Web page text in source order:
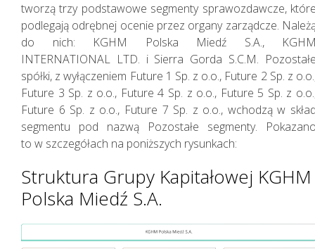
Nasza Strategia
tworzą trzy podstawowe segmenty sprawozdawcze,
podlegają odrębnej ocenie przez organy zarządcze.
do nich: KGHM Polska Miedź S.A.,
INTERNATIONAL LTD. i Sierra Gorda S.C.M.
spółki, z wyłączeniem Future 1 Sp. z o.o., Future 2 Sp. z
Future 3 Sp. z o.o., Future 4 Sp. z o.o., Future 5 Sp. z
Future 6 Sp. z o.o., Future 7 Sp. z o.o., wchodzą w
segmentu pod nazwą Pozostałe segmenty.
to w szczegółach na poniższych rysunkach:
Struktura Grupy Kapitałowej KGHM
Polska Miedź S.A.